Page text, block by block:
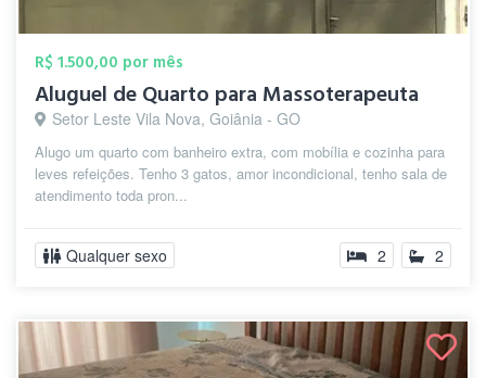
R$ 1.500,00 por mês
Aluguel de Quarto para Massoterapeuta
Setor Leste Vila Nova, Goiânia - GO
Alugo um quarto com banheiro extra, com mobília e cozinha para
leves refeições. Tenho 3 gatos, amor incondicional, tenho sala de
atendimento toda pron...
Qualquer sexo 2 2